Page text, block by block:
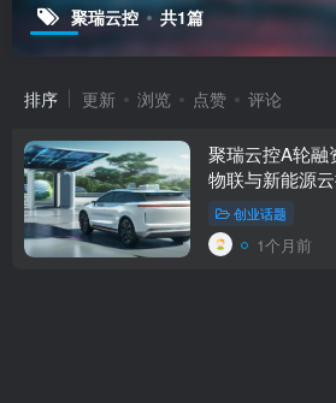
聚瑞云控 共1篇
排序 更新 浏览 点赞 评论
聚瑞云控A轮融
物联与新能源
创业话题
1个月前